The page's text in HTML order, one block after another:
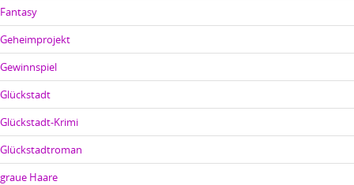
Fantasy
Geheimprojekt
Gewinnspiel
Glückstadt
Glückstadt-Krimi
Glückstadtroman
graue Haare